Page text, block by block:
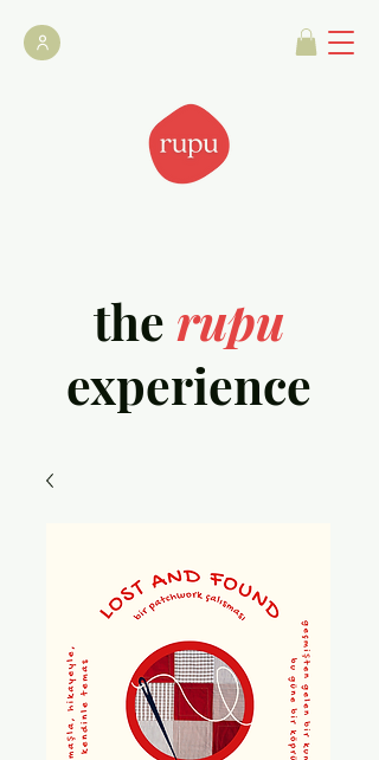
the rupu
experience